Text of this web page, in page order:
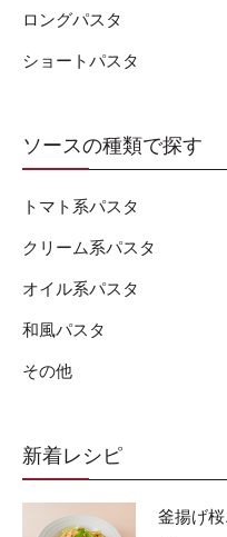
ロングパスタ
ショートパスタ
ソースの種類で探す
トマト系パスタ
クリーム系パスタ
オイル系パスタ
和風パスタ
その他
新着レシピ
釜揚げ